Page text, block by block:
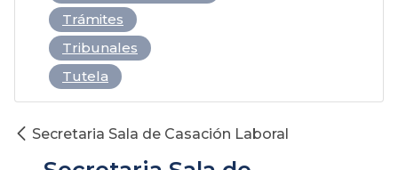
Trámites
Tribunales
Tutela
Secretaria Sala de Casación Laboral